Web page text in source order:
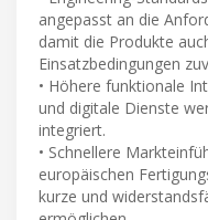
angepasst an die
damit die Produkte
Einsatzbedingungen
• Höhere funktionale
und digitale Dienste
integriert.
• Schnellere
europäischen
kurze und